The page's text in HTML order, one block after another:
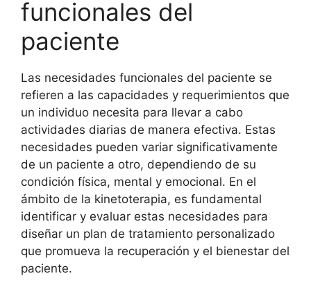
funcionales del
paciente
Las necesidades funcionales del paciente se
refieren a las capacidades y requerimientos que
un individuo necesita para llevar a cabo
actividades diarias de manera efectiva. Estas
necesidades pueden variar significativamente
de un paciente a otro, dependiendo de su
condición física, mental y emocional. En el
ámbito de la kinetoterapia, es fundamental
identificar y evaluar estas necesidades para
diseñar un plan de tratamiento personalizado
que promueva la recuperación y el bienestar del
paciente.